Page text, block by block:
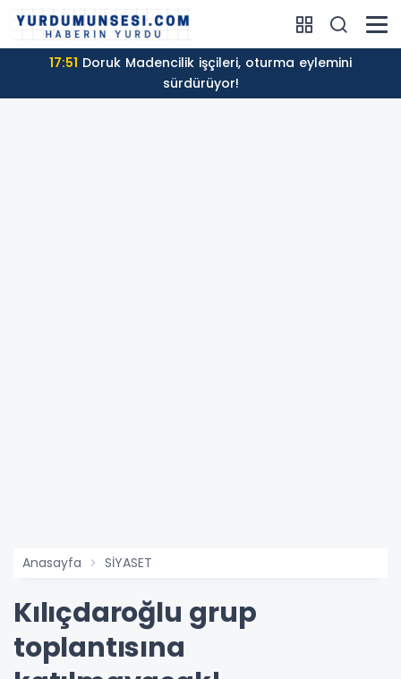
17:51
sürdürüyor!
Anasayfa SİYASET
Kılıçdaroğlu grup
toplantısına